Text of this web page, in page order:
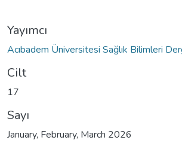
Yayımcı
Acıbadem Üniversitesi Sağlık Bilimleri
Cilt
17
Sayı
January, February, March 2026